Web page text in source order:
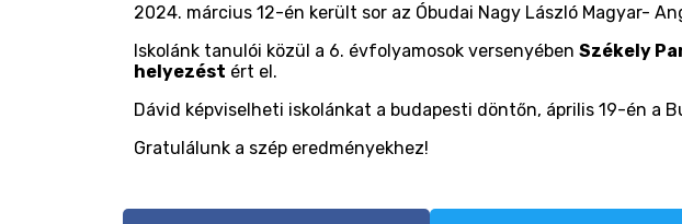
2024. március 12-én került sor az Óbudai Nagy László Magyar-
Iskolánk tanulói közül a 6. évfolyamosok versenyében Székely
helyezést ért el.
Dávid képviselheti iskolánkat a budapesti döntőn, április 19-én a
Gratulálunk a szép eredményekhez!